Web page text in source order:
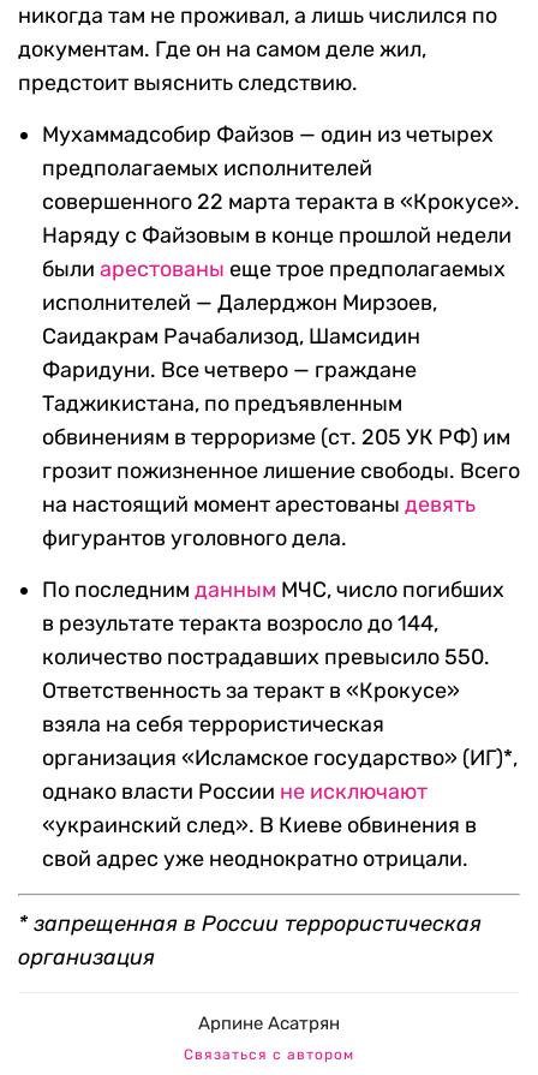
никогда там не проживал, а лишь числился по
документам. Где он на самом деле жил,
предстоит выяснить следствию.
Мухаммадсобир Файзов — один из четырех
предполагаемых исполнителей
совершенного 22 марта теракта в «Крокусе».
Наряду с Файзовым в конце прошлой недели
были арестованы еще трое предполагаемых
исполнителей — Далерджон Мирзоев,
Саидакрам Рачабализод, Шамсидин
Фаридуни. Все четверо — граждане
Таджикистана, по предъявленным
обвинениям в терроризме (ст. 205 УК РФ) им
грозит пожизненное лишение свободы. Всего
на настоящий момент арестованы девять
фигурантов уголовного дела.
По последним данным МЧС, число погибших
в результате теракта возросло до 144,
количество пострадавших превысило 550.
Ответственность за теракт в «Крокусе»
взяла на себя террористическая
организация «Исламское государство» (ИГ)*,
однако власти России не исключают
«украинский след». В Киеве обвинения в
свой адрес уже неоднократно отрицали.
* запрещенная в России террористическая
организация
Арпине Асатрян
Связаться с автором